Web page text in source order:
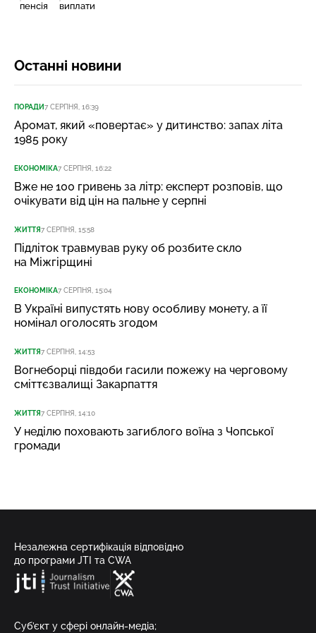
пенсія виплати
Останні новини
ПОРАДИ7 СЕРПНЯ, 16:39
Аромат, який «повертає» у дитинство: запах літа
1985 року
ЕКОНОМІКА7 СЕРПНЯ, 16:22
Вже не 100 гривень за літр: експерт розповів, що
очікувати від цін на пальне у серпні
ЖИТТЯ7 СЕРПНЯ, 15:58
Підліток травмував руку об розбите скло
на Міжгірщині
ЕКОНОМІКА7 СЕРПНЯ, 15:04
В Україні випустять нову особливу монету, а її
номінал оголосять згодом
ЖИТТЯ7 СЕРПНЯ, 14:53
Вогнеборці півдоби гасили пожежу на черговому
сміттєзвалищі Закарпаття
ЖИТТЯ7 СЕРПНЯ, 14:10
У неділю поховають загиблого воїна з Чопської
громади
Незалежна сертифікація відповідно
до програми JTI та CWA
Суб’єкт у сфері онлайн-медіа;